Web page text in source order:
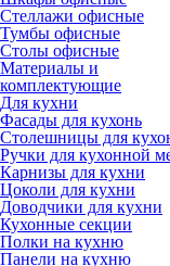
Стеллажи офисные
Тумбы офисные
Столы офисные
Материалы и
комплектующие
Для кухни
Фасады для кухонь
Столешницы для
Ручки для кухонной
Карнизы для кухни
Цоколи для кухни
Доводчики для кухни
Кухонные секции
Полки на кухню
Панели на кухню